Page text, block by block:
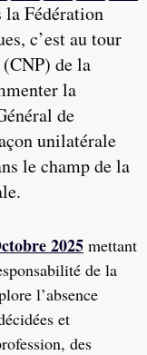
la Fédération
c’est au tour
de la
la
de
unilatérale
le champ de la
2025 mettant
de la
l’absence
et
des